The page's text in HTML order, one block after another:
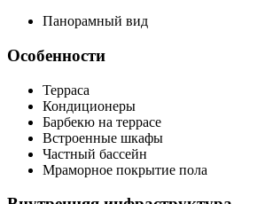
Панорамный вид
Особенности
Терраса
Кондиционеры
Барбекю на террасе
Встроенные шкафы
Частный бассейн
Мраморное покрытие пола